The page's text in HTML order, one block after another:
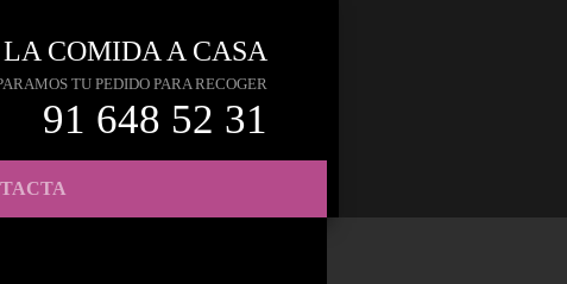
COMIDA A CASA
TU PEDIDO PARA RECOGER
91 648 52 31